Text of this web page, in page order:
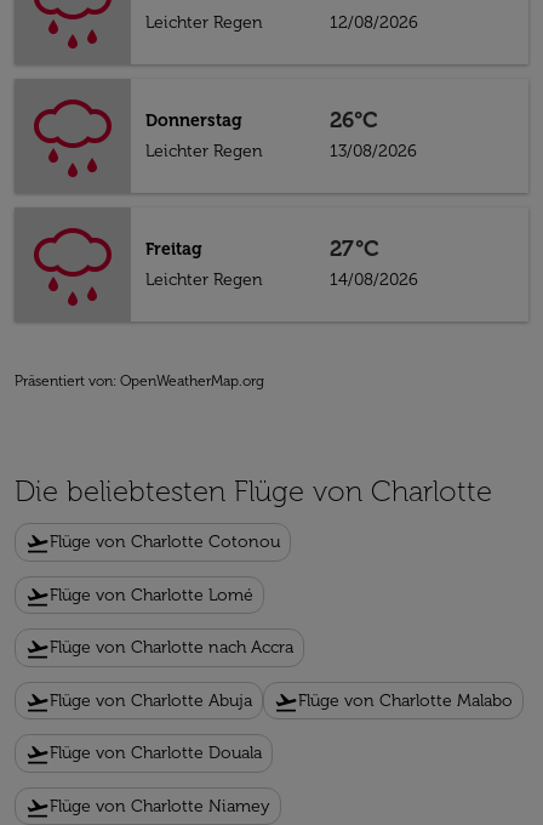
Leichter Regen
12/08/2026
Donnerstag
Leichter Regen
26°C
13/08/2026
Freitag
Leichter Regen
27°C
14/08/2026
Präsentiert von: OpenWeatherMap.org
Die beliebtesten Flüge von Charlotte
flight_takeoffFlüge von Charlotte Cotonou
flight_takeoffFlüge von Charlotte Lomé
flight_takeoffFlüge von Charlotte nach Accra
flight_takeoffFlüge von Charlotte Abuja flight_takeoffFlüge von Charlotte Malabo
flight_takeoffFlüge von Charlotte Douala
flight_takeoffFlüge von Charlotte Niamey